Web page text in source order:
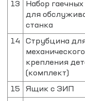
13
Набор
для
станка
14
Струбцина
механического
крепления
(комплект)
15 Ящик с ЗИП